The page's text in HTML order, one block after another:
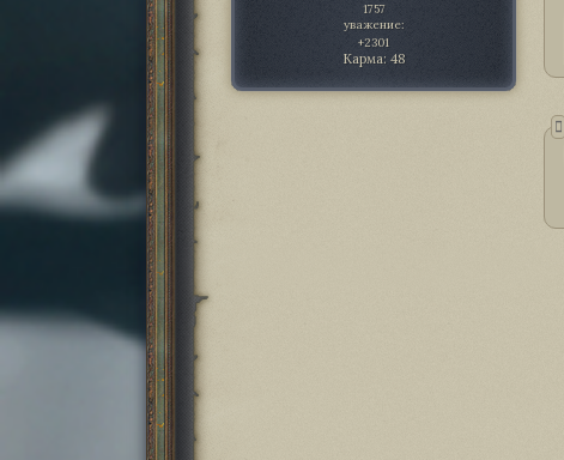
1757
уважение:
+2301
Карма: 48